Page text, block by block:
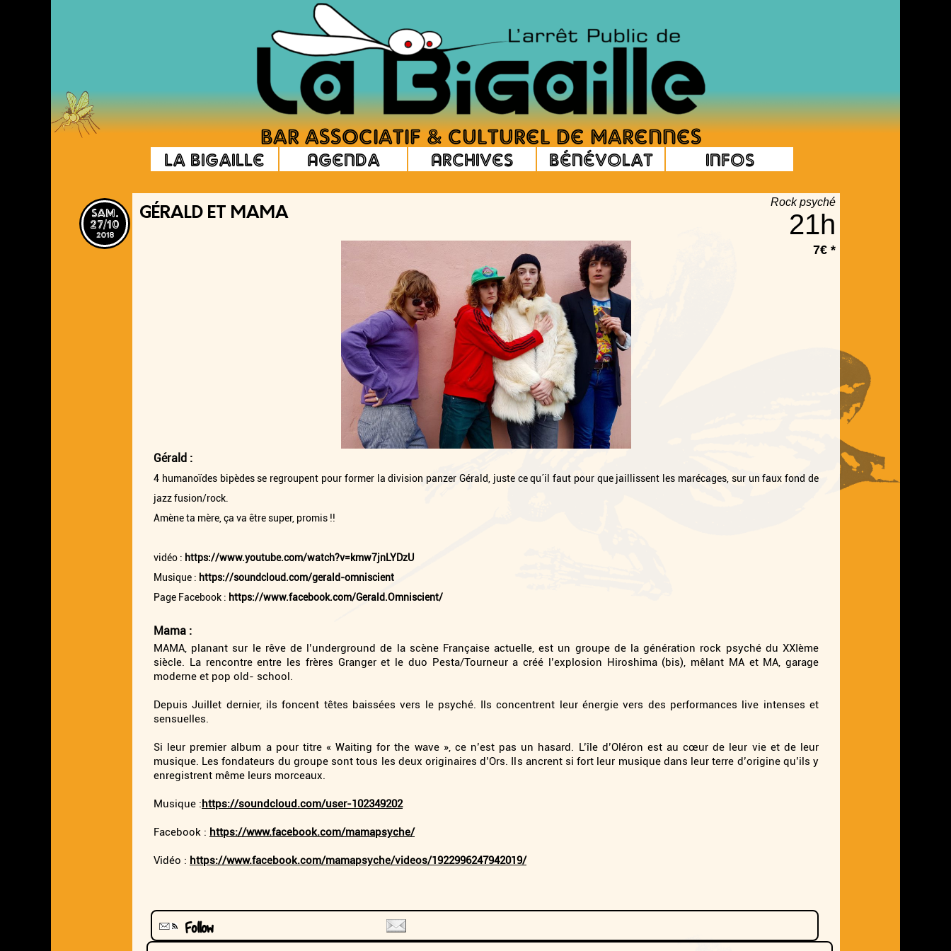
La Bigaille Agenda Archives Bénévolat Infos
sam.
27/10
2018
Rock psyché
21h
7€ *
GÉRALD ET MAMA
Gérald :
4 humanoïdes bipèdes se regroupent pour former la division panzer Gérald, juste ce qu´il faut pour que jaillissent les marécages, sur un faux fond de
jazz fusion/rock.
Amène ta mère, ça va être super, promis !!
vidéo : https://www.youtube.com/watch?v=kmw7jnLYDzU
Musique : https://soundcloud.com/gerald-omniscient
Page Facebook : https://www.facebook.com/Gerald.Omniscient/
Mama :
MAMA, planant sur le rêve de l’underground de la scène Française actuelle, est un groupe de la génération rock psyché du XXIème
siècle. La rencontre entre les frères Granger et le duo Pesta/Tourneur a créé l’explosion Hiroshima (bis), mêlant MA et MA, garage
moderne et pop old- school.
Depuis Juillet dernier, ils foncent têtes baissées vers le psyché. Ils concentrent leur énergie vers des performances live intenses et
sensuelles.
Si leur premier album a pour titre « Waiting for the wave », ce n’est pas un hasard. L’île d’Oléron est au cœur de leur vie et de leur
musique. Les fondateurs du groupe sont tous les deux originaires d’Ors. Ils ancrent si fort leur musique dans leur terre d’origine qu’ils y
enregistrent même leurs morceaux.
Musique :https://soundcloud.com/user-102349202
Facebook : https://www.facebook.com/mamapsyche/
Vidéo : https://www.facebook.com/mamapsyche/videos/1922996247942019/
Follow